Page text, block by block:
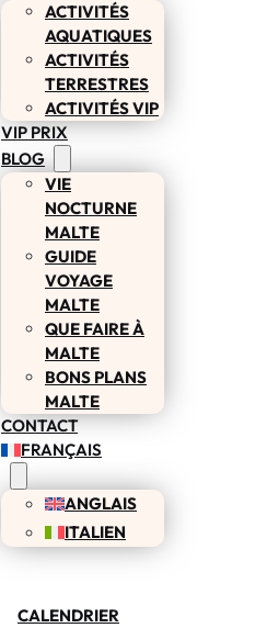
ACTIVITÉS
AQUATIQUES
ACTIVITÉS
TERRESTRES
ACTIVITÉS VIP
VIP PRIX
BLOG
VIE
NOCTURNE
MALTE
GUIDE
VOYAGE
MALTE
QUE FAIRE À
MALTE
BONS PLANS
MALTE
CONTACT
FRANÇAIS
ANGLAIS
ITALIEN
CALENDRIER